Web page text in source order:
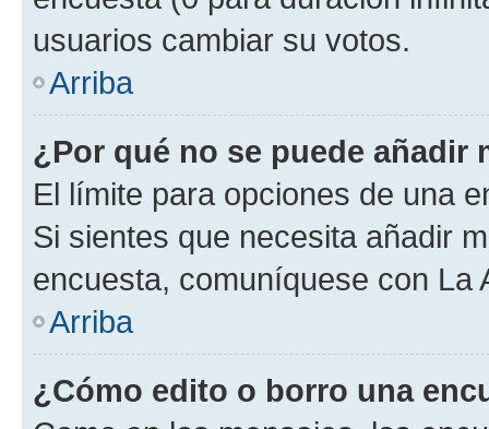
usuarios cambiar su votos.
Arriba
¿Por qué no se puede añadir
El límite para opciones de una
Si sientes que necesita añadir
encuesta, comuníquese con La
Arriba
¿Cómo edito o borro una